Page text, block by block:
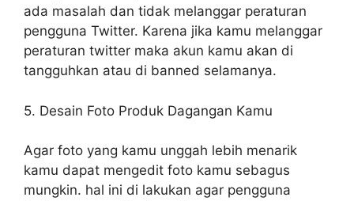
ada masalah dan tidak melanggar peraturan
pengguna Twitter. Karena jika kamu melanggar
peraturan twitter maka akun kamu akan di
tangguhkan atau di banned selamanya.
5. Desain Foto Produk Dagangan Kamu
Agar foto yang kamu unggah lebih menarik
kamu dapat mengedit foto kamu sebagus
mungkin. hal ini di lakukan agar pengguna